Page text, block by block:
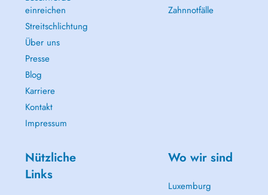
einreichen
Streitschlichtung
Über uns
Presse
Blog
Karriere
Kontakt
Impressum
Zahnnotfälle
Nützliche
Links
Wo wir sind
Luxemburg